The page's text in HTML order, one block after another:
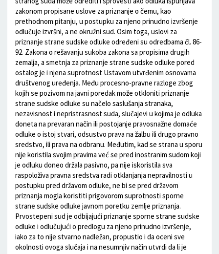
zakonom propisane uslove za priznanje o čemu, kao
prethodnom pitanju, u postupku za njeno prinudno izvršenje
odlučuje izvršni, a ne okružni sud. Osim toga, uslovi za
priznanje strane sudske odluke određeni su odredbama čl. 86-
92. Zakona o rešavanju sukoba zakona sa propisima drugih
zemalja, a smetnja za priznanje strane sudske odluke pored
ostalog je i njena suprotnost Ustavom utvrđenim osnovama
društvenog uređenja. Među procesno-pravne razloge zbog
kojih se pozivom na javni poredak može otkloniti priznanje
strane sudske odluke su načelo saslušanja stranaka,
nezavisnost i nepristrasnost suda, slučajevi u kojima je odluka
doneta na prevaran način ili postojanje pravosnažne domaće
odluke o istoj stvari, odsustvo prava na žalbu ili drugo pravno
sredstvo, ili prava na odbranu. Međutim, kad se strana u sporu
nije koristila svojim pravima već se pred inostranim sudom koji
je odluku doneo držala pasivno, pa nije iskoristila sva
raspoloživa pravna sredstva radi otklanjanja nepravilnosti u
postupku pred državom odluke, ne bi se pred državom
priznanja mogla koristiti prigovorom suprotnosti sporne
strane sudske odluke javnom poretku zemlje priznanja.
Prvostepeni sud je odbijajući priznanje sporne strane sudske
odluke i odlučujući o predlogu za njeno prinudno izvršenje,
iako za to nije stvarno nadležan, propustio i da oceni sve
okolnosti ovoga slučaja i na nesumnjiv način utvrdi da li je